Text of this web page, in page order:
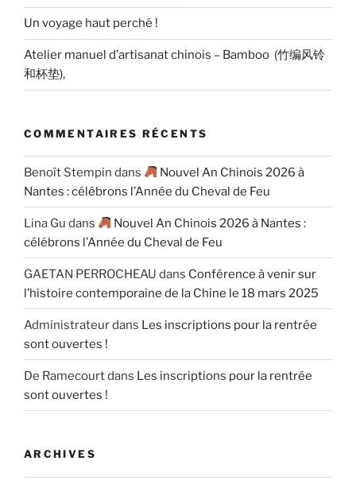
Un voyage haut perché !
Atelier manuel d’artisanat chinois – Bamboo (竹编风铃
和杯垫),
COMMENTAIRES RÉCENTS
Benoît Stempin dans
Nouvel An Chinois 2026 à
Nantes : célébrons l’Année du Cheval de Feu
Lina Gu dans
Nouvel An Chinois 2026 à Nantes :
célébrons l’Année du Cheval de Feu
GAETAN PERROCHEAU dans Conférence à venir sur
l’histoire contemporaine de la Chine le 18 mars 2025
Administrateurdans Les inscriptions pour la rentrée
sont ouvertes !
De Ramecourtdans Les inscriptions pour la rentrée
sont ouvertes !
ARCHIVES